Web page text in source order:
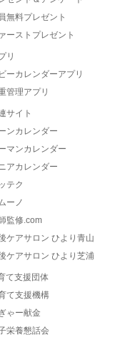
無料プレゼント
ーストプレゼント
リ
ーカレンダーアプリ
管理アプリ
サイト
ンカレンダー
マンカレンダー
アカレンダー
テク
ーノ
監修.com
ケアサロン ひより青山
ケアサロン ひより芝浦
て支援団体
て支援機構
ゃー献金
栄養懇話会